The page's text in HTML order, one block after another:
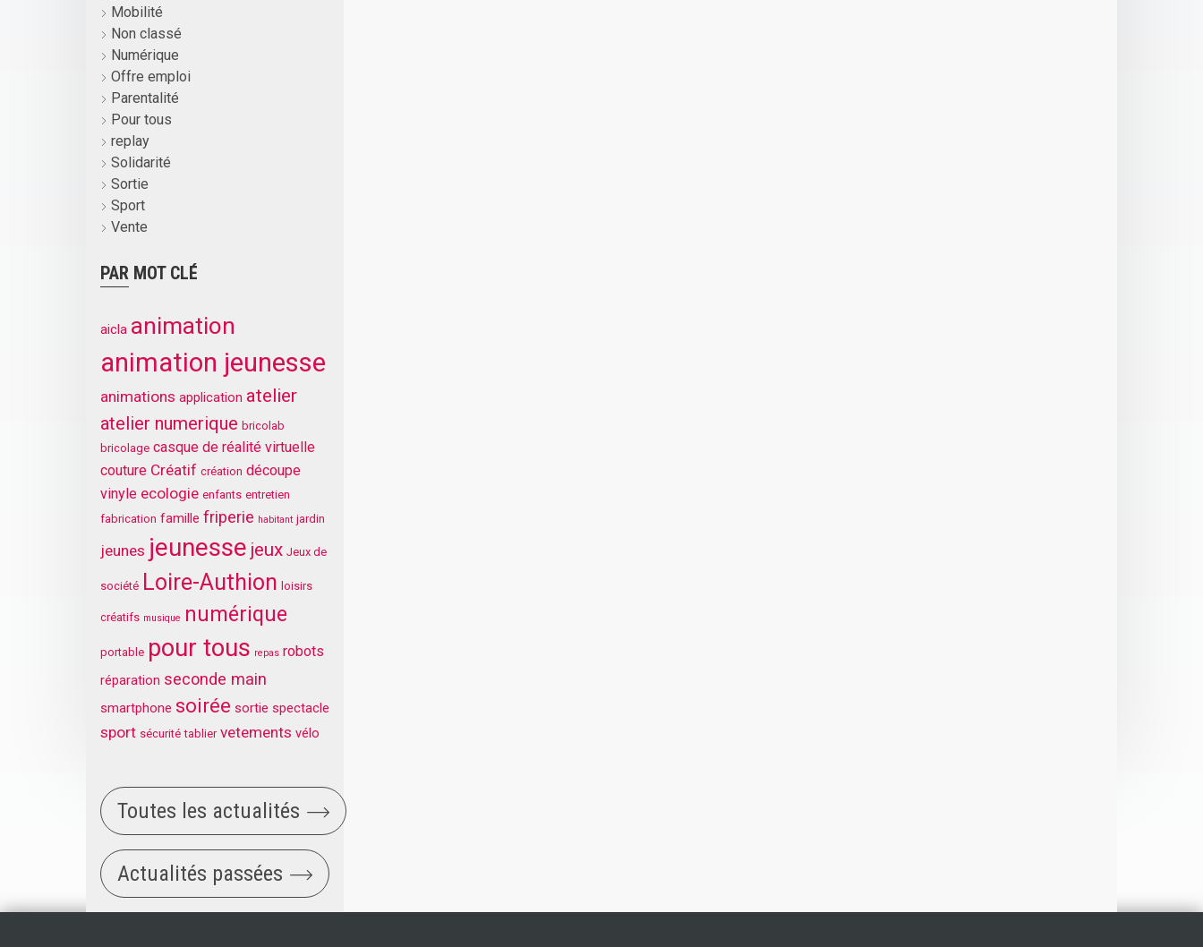
Mobilité
Non classé
Numérique
Offre emploi
Parentalité
Pour tous
replay
Solidarité
Sortie
Sport
Vente
PAR MOT CLÉ
aicla animation
animation jeunesse
animations application atelier
atelier numerique bricolab
bricolage casque de réalité virtuelle
couture Créatif création découpe
vinyle ecologie enfants entretien
fabrication famille friperie habitant jardin
jeunes jeunesse jeux Jeux de
société Loire-Authion loisirs
créatifs musique numérique
portable pour tous repas robots
réparation seconde main
smartphone soirée sortie spectacle
sport sécurité tablier vetements vélo
Toutes les actualités
Actualités passées